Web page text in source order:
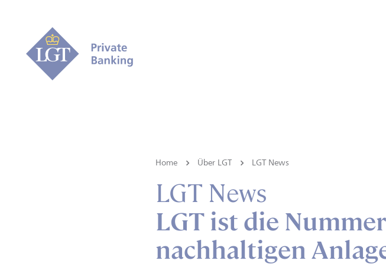
Home Über LGT LGT News
LGT News
LGT ist die
nachhaltigen